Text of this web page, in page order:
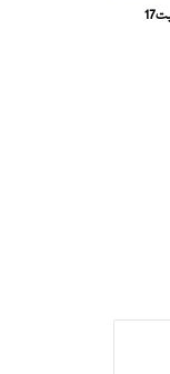
ڈپٹی کمشنر سوات نے کالام کے چار سکولوں سمیت17